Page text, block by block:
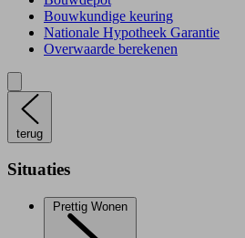
Bouwkundige keuring
Nationale Hypotheek Garantie
Overwaarde berekenen
terug
Situaties
Prettig Wonen